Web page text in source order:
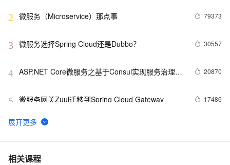
2 微服务（Microservice）那点事 79373
3 微服务选择Spring Cloud还是Dubbo？ 30557
4 ASP.NET Core微服务之基于Consul实现服务治理
20870
5 微服务网关Zuul迁移到Spring Cloud Gateway 17486
6 微服务架构下的事务一致性保证
7 微服务架构下，解决数据一致性问题的实践
相关课程